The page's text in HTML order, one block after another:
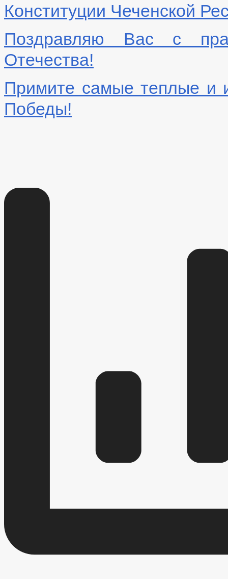
Конституции Чеченской
Поздравляю Вас с
Отечества!
Примите самые теплые и
Победы!